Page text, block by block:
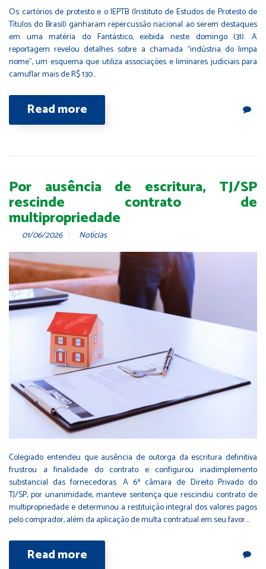
Os cartórios de protesto e o IEPTB (Instituto de Estudos de Protesto de
Títulos do Brasil) ganharam repercussão nacional ao serem destaques
em uma matéria do Fantástico, exibida neste domingo (31). A
reportagem revelou detalhes sobre a chamada “indústria do limpa
nome”, um esquema que utiliza associações e liminares judiciais para
camuflar mais de R$ 130…
Read more
Por ausência de escritura, TJ/SP
rescinde contrato de
multipropriedade
01/06/2026 Notícias
Colegiado entendeu que ausência de outorga da escritura definitiva
frustrou a finalidade do contrato e configurou inadimplemento
substancial das fornecedoras. A 6ª câmara de Direito Privado do
TJ/SP, por unanimidade, manteve sentença que rescindiu contrato de
multipropriedade e determinou a restituição integral dos valores pagos
pelo comprador, além da aplicação de multa contratual em seu favor.…
Read more